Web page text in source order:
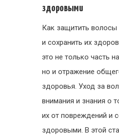
здоровыми
Как защитить
и сохранить их
это не только часть
но и отражение
здоровья. Уход за
внимания и знания о
их от повреждений и
здоровыми. В этой